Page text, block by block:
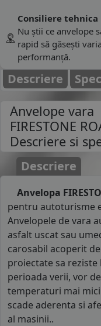
Consiliere tehnica
Nu știi ce anvelope
rapid să găsești
performanță.
Descriere
Anvelope vara
FIRESTONE
Descriere si
Descriere
Anvelopa
pentru autoturisme
Anvelopele de vara
asfalt uscat sau
carosabil acoperit
proiectate sa
perioada verii, vor
temperaturi mai
scade aderenta si
al masinii..